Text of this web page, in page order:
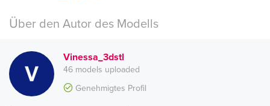
Über den Autor des Modells
Vinessa_3dstl
46 models uploaded
Genehmigtes Profil